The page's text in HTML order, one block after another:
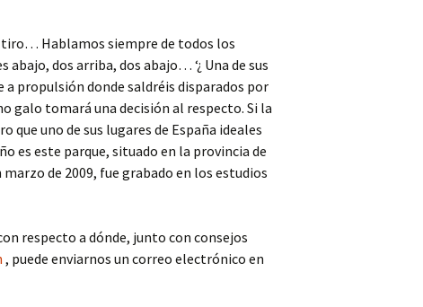
Hablamos siempre de todos los
dos arriba, dos abajo… ‘¿ Una de sus
propulsión donde saldréis disparados por
galo tomará una decisión al respecto. Si la
uno de sus lugares de España ideales
es este parque, situado en la provincia de
de 2009, fue grabado en los estudios
respecto a dónde, junto con consejos
, puede enviarnos un correo electrónico en